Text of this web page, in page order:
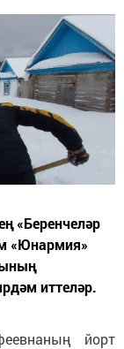
«Беренчеләр
«Юнармия»
иттеләр.
йорт